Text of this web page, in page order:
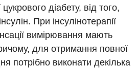
діабету, від того,
При інсулінотерапії
вимірювання мають
для отримання повної
потрібно виконати декілька